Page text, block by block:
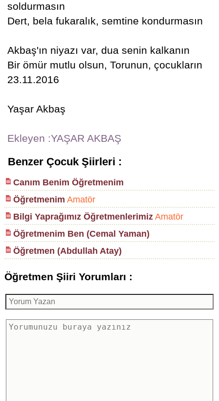
soldurmasın
Dert, bela fukaralık, semtine kondurmasın
Akbaş'ın niyazı var, dua senin kalkanın
Bir ömür mutlu olsun, Torunun, çocukların
23.11.2016
Yaşar Akbaş
Ekleyen :YAŞAR AKBAŞ
Benzer Çocuk Şiirleri :
Canım Benim Öğretmenim
Öğretmenim Amatör
Bilgi Yaprağımız ÖğretmenlerimizAmatör
Öğretmenim Ben (Cemal Yaman)
Öğretmen (Abdullah Atay)
Öğretmen Şiiri Yorumları :